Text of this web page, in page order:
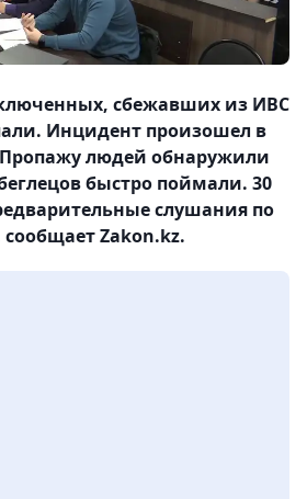
сбежавших из ИВС
Инцидент произошел в
Пропажу людей обнаружили
быстро поймали. 30
слушания по
сообщает Zakon.kz.